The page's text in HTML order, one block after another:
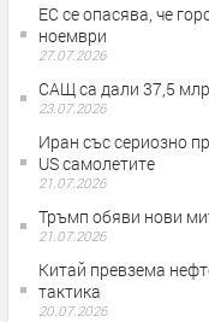
ЕС се опасява, че
ноември
27.07.2026
САЩ са дали 37,5
23.07.2026
Иран със сериозно
US самолетите
21.07.2026
Тръмп обяви нови
21.07.2026
Китай превзема
тактика
20.07.2026